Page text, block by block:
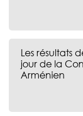
Les résultats
jour de la
Arménien